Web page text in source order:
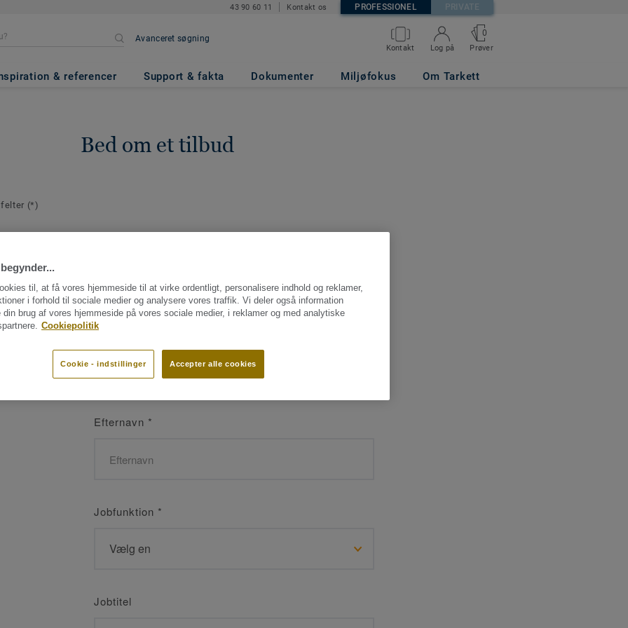
43 90 60 11 Kontakt os PROFESSIONEL PRIVATE
Avanceret søgning
Kontakt Log på
0
Prøver
& referencer Support & fakta Dokumenter Miljøfokus Om Tarkett
Bed om et tilbud
(*)
for
Navn
Efternavn *
Jobfunktion *
Jobtitel
til, at få vores hjemmeside til at virke ordentligt, personalisere indhold og reklamer,
i forhold til sociale medier og analysere vores traffik. Vi deler også information
din brug af vores hjemmeside på vores sociale medier, i reklamer og med analytiske
Cookiepolitik
Accepter alle cookies
Cookie - indstillinger